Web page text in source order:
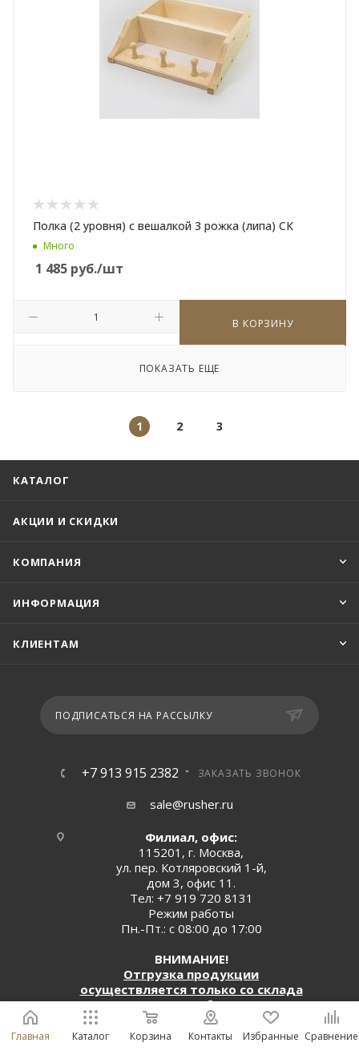
Полка (2 уровня) с вешалкой 3 рожка (липа) СК
Много
1 485 руб./шт
В КОРЗИНУ
ПОКАЗАТЬ ЕЩЕ
1 2 3
КАТАЛОГ
АКЦИИ И СКИДКИ
КОМПАНИЯ
ИНФОРМАЦИЯ
КЛИЕНТАМ
ПОДПИСАТЬСЯ НА РАССЫЛКУ
+7 913 915 2382 ЗАКАЗАТЬ ЗВОНОК
sale@rusher.ru
Филиал, офис:
115201, г. Москва,
ул. пер. Котляровский 1-й,
дом 3, офис 11.
Тел: +7 919 720 8131
Режим работы
Пн.-Пт.: с 08:00 до 17:00
ВНИМАНИЕ!
Отгрузка продукции
осуществляется только со склада
в г. Новосибирск!
Главная Каталог Корзина Контакты Избранные Сравнение